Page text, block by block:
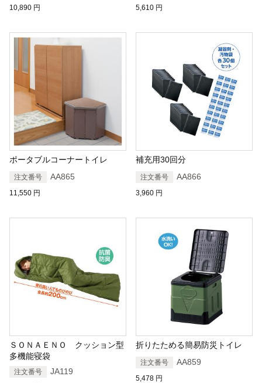
10,890 円 5,610 円
ポータブルコーナートイレ
注文番号 AA865
11,550 円
補充用30回分
注文番号 AA866
3,960 円
ＳＯＮＡＥＮＯ クッション型
多機能寝袋
注文番号 JA119
折りたためる簡易防災トイレ
注文番号 AA859
5,478 円